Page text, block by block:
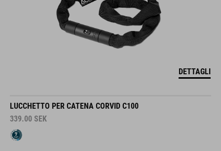
DETTAGLI
LUCCHETTO PER CATENA CORVID C100
339.00 SEK